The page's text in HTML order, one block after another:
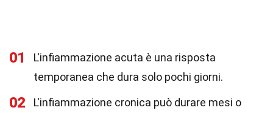
01
L'infiammazione acuta è una risposta
temporanea che dura solo pochi giorni.
02
L'infiammazione cronica può durare mesi o